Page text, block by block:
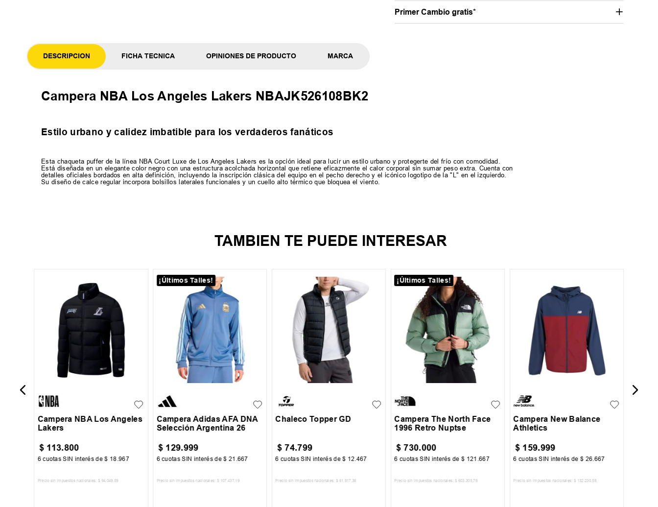
Primer Cambio gratis*
DESCRIPCION FICHA TECNICA OPINIONES DE PRODUCTO MARCA
Campera NBA Los Angeles Lakers NBAJK526108BK2
Estilo urbano y calidez imbatible para los verdaderos fanáticos
Esta chaqueta puffer de la línea NBA Court Luxe de Los Angeles Lakers es la opción ideal para lucir un estilo urbano y protegerte del frío con comodidad.
Está diseñada en un elegante color negro con una estructura acolchada horizontal que retiene eficazmente el calor corporal sin sumar peso extra. Cuenta con
detalles oficiales bordados en alta definición, incluyendo la inscripción clásica del equipo en el pecho derecho y el icónico logotipo de la "L" en el izquierdo.
Su diseño de calce regular incorpora bolsillos laterales funcionales y un cuello alto térmico que bloquea el viento.
TAMBIEN TE PUEDE INTERESAR
M
Campera NBA Los Angeles
Lakers
$ 113.800
6 cuotas SIN interés de$ 18 .967
Precio sin impuestos nacionales: $ 94.049 ,59
¡Últimos Talles!
M
Campera Adidas AFA DNA
Selección Argentina 26
$ 129.999
6 cuotas SIN interés de$ 21 .667
Precio sin impuestos nacionales: $ 107 .437,19
M XL
Chaleco Topper GD
$ 74.799
6 cuotas SIN interés de$ 12 467
Precio sin impuestos nacionales: $ 61 .817 ,36
¡Últimos Talles!
Campera The North Face
1996 Retro Nuptse
$ 730.000
6 cuotas SIN interés de$ 121 .667
Precio sin impuestos nacionales: $ 603 .305,79
Campera New Balance
Athletics
$ 159.999
6 cuotas SIN interés de$ 26 667
Precio sin impuestos nacionales: $ 132 .230,58